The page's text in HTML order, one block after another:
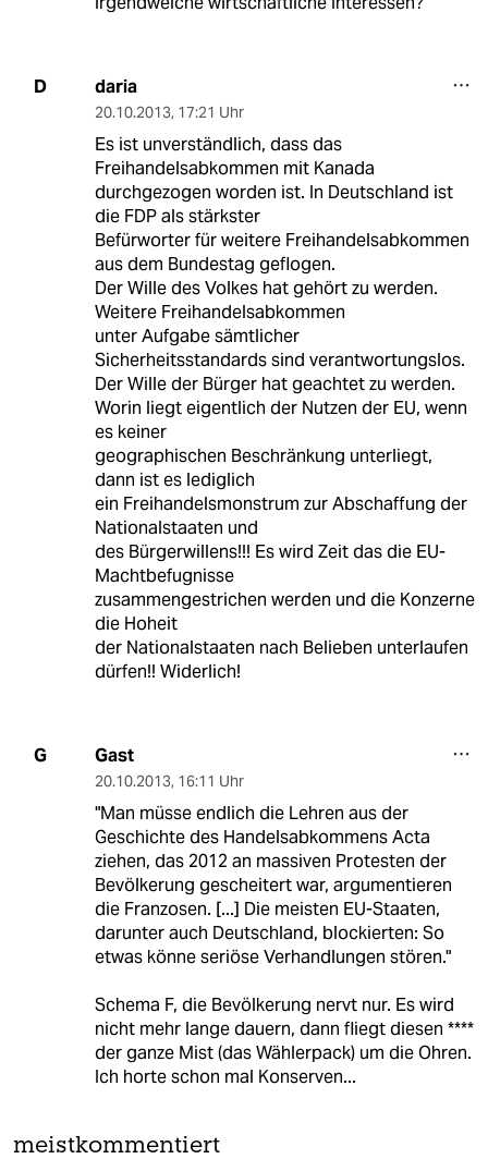
D daria
20.10.2013, 17:21 Uhr
Es ist unverständlich, dass das
Freihandelsabkommen mit Kanada
durchgezogen worden ist. In Deutschland ist
die FDP als stärkster
Befürworter für weitere Freihandelsabkommen
aus dem Bundestag geflogen.
Der Wille des Volkes hat gehört zu werden.
Weitere Freihandelsabkommen
unter Aufgabe sämtlicher
Sicherheitsstandards sind verantwortungslos.
Der Wille der Bürger hat geachtet zu werden.
Worin liegt eigentlich der Nutzen der EU, wenn
es keiner
geographischen Beschränkung unterliegt,
dann ist es lediglich
ein Freihandelsmonstrum zur Abschaffung der
Nationalstaaten und
des Bürgerwillens!!! Es wird Zeit das die EU-
Machtbefugnisse
zusammengestrichen werden und die Konzerne
die Hoheit
der Nationalstaaten nach Belieben unterlaufen
dürfen!! Widerlich!
G Gast
20.10.2013, 16:11 Uhr
"Man müsse endlich die Lehren aus der
Geschichte des Handelsabkommens Acta
ziehen, das 2012 an massiven Protesten der
Bevölkerung gescheitert war, argumentieren
die Franzosen. [...] Die meisten EU-Staaten,
darunter auch Deutschland, blockierten: So
etwas könne seriöse Verhandlungen stören."
Schema F, die Bevölkerung nervt nur. Es wird
nicht mehr lange dauern, dann fliegt diesen ****
der ganze Mist (das Wählerpack) um die Ohren.
Ich horte schon mal Konserven...
meistkommentiert